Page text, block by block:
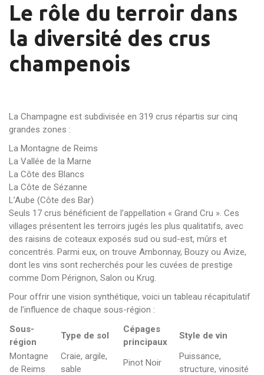
Le rôle du terroir dans
la diversité des crus
champenois
La Champagne est subdivisée en 319 crus répartis sur cinq
grandes zones :
La Montagne de Reims
La Vallée de la Marne
La Côte des Blancs
La Côte de Sézanne
L’Aube (Côte des Bar)
Seuls 17 crus bénéficient de l’appellation « Grand Cru ». Ces
villages présentent les terroirs jugés les plus qualitatifs, avec
des raisins de coteaux exposés sud ou sud-est, mûrs et
concentrés. Parmi eux, on trouve Ambonnay, Bouzy ou Avize,
dont les vins sont recherchés pour les cuvées de prestige
comme Dom Pérignon, Salon ou Krug.
Pour offrir une vision synthétique, voici un tableau récapitulatif
de l’influence de chaque sous-région :
Sous-
région
Type de sol
Cépages
principaux
Style de vin
Montagne
de Reims
Craie, argile,
sable
Pinot Noir
Puissance,
structure, vinosité